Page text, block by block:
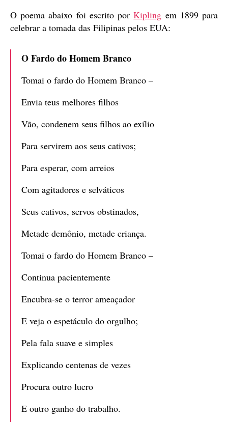
O poema abaixo foi escrito porKipling em 1899 para
celebrar a tomada das Filipinas pelos EUA:
O Fardo do Homem Branco
Tomai o fardo do Homem Branco –
Envia teus melhores filhos
Vão, condenem seus filhos ao exílio
Para servirem aos seus cativos;
Para esperar, com arreios
Com agitadores e selváticos
Seus cativos, servos obstinados,
Metade demônio, metade criança.
Tomai o fardo do Homem Branco –
Continua pacientemente
Encubra-se o terror ameaçador
E veja o espetáculo do orgulho;
Pela fala suave e simples
Explicando centenas de vezes
Procura outro lucro
E outro ganho do trabalho.